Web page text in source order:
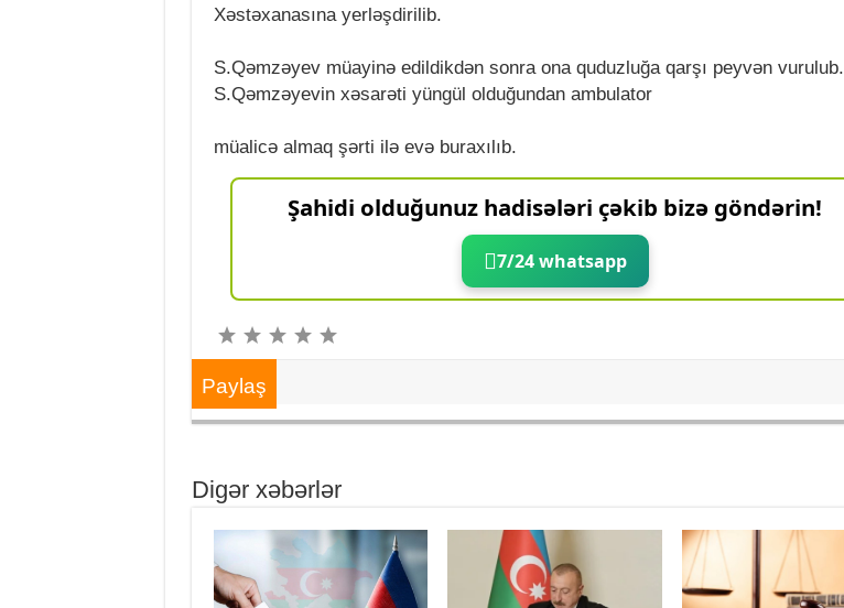
Xəstəxanasına yerləşdirilib.
S.Qəmzəyev müayinə edildikdən sonra ona quduzluğa qarşı peyvən vurulub.
S.Qəmzəyevin xəsarəti yüngül olduğundan ambulator
müalicə almaq şərti ilə evə buraxılıb.
Şahidi olduğunuz hadisələri çəkib bizə göndərin!
7/24 whatsapp
Paylaş
Digər xəbərlər